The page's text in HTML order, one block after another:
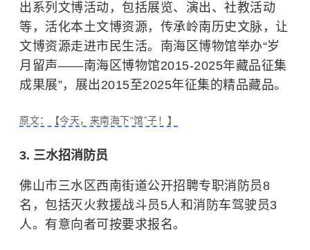
出系列文博活动，包括展览、演出、社教活动
等，活化本土文博资源，传承岭南历史文脉，让
文博资源走进市民生活。南海区博物馆举办“岁
月留声——南海区博物馆2015-2025年藏品征集
成果展”，展出2015至2025年征集的精品藏品。
原文：【今天，来南海下“馆”子！】
3. 三水招消防员
佛山市三水区西南街道公开招聘专职消防员8
名，包括灭火救援战斗员5人和消防车驾驶员3
人。有意向者可按要求报名。